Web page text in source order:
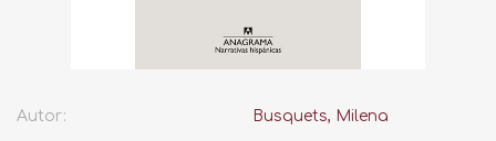
Autor: Busquets, Milena